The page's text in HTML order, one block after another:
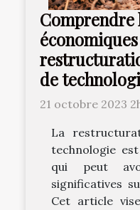
Comprendre
de
21 octobre 2023
La
technologie
qui peut
significatives
Cet article